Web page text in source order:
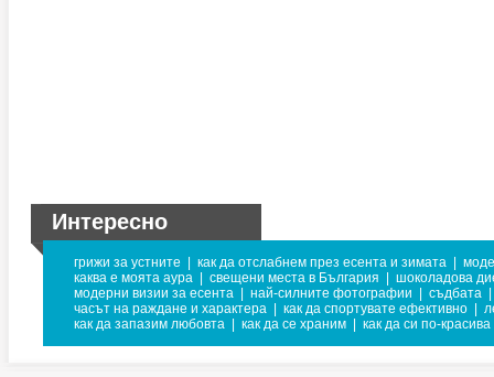
Интересно
грижи за устните как да отслабнем през есента и зимата
каква е моята аура
свещени места в България
шоколадова
модерни визии за есента
най-силните фотографии съдбата
часът на раждане и характера
как да спортувате ефективно
как да запазим любовта
как да се храним как да си по-красива